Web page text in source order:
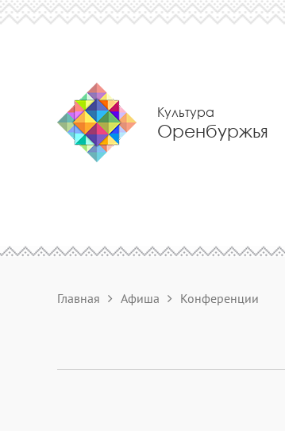
Культура
Оренбуржья
Главная Афиша Конференции